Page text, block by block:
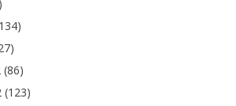
(86)
(123)